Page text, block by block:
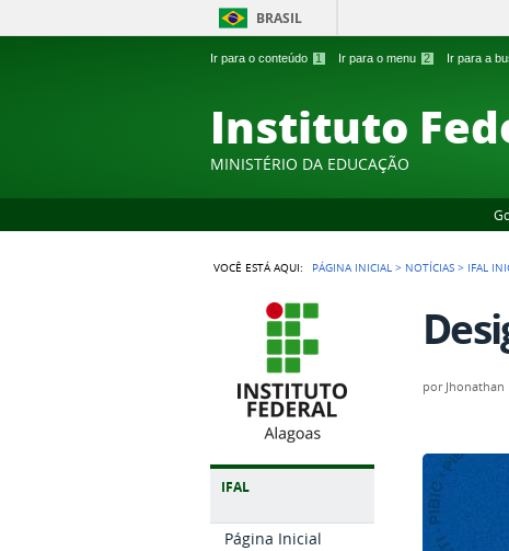
Ir para o conteúdo 1 Ir para o menu 2 Ir para a
BRASIL
Instituto
MINISTÉRIO DA EDUCAÇÃO
VOCÊ ESTÁ AQUI: PÁGINA INICIAL > NOTÍCIAS > IFAL
IFAL
Página Inicial
por Jhonathan